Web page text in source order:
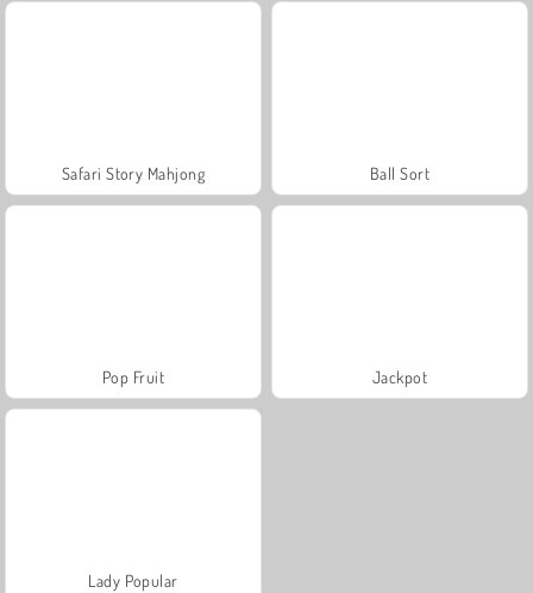
Safari Story Mahjong Ball Sort
Pop Fruit Jackpot
Lady Popular